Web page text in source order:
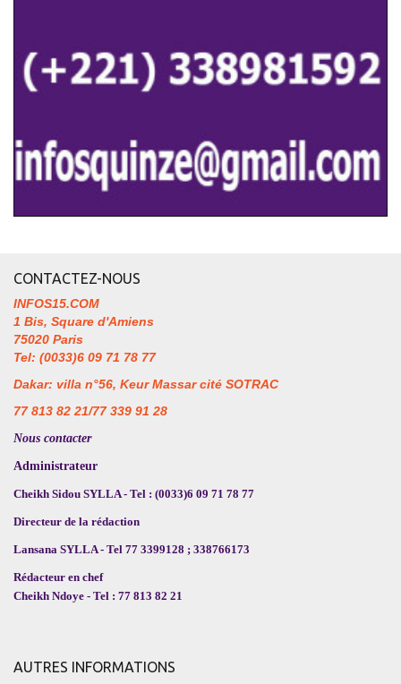
CONTACTEZ-NOUS
INFOS15.COM
1 Bis, Square d'Amiens
75020 Paris
Tel: (0033)6 09 71 78 77
Dakar: villa n°56, Keur Massar cité SOTRAC
77 813 82 21/77 339 91 28
Nous contacter
Administrateur
Cheikh Sidou SYLLA - Tel : (0033)6 09 71 78 77
Directeur de la rédaction
Lansana SYLLA - Tel 77 3399128 ; 338766173
Rédacteur en chef
Cheikh Ndoye - Tel : 77 813 82 21
AUTRES INFORMATIONS